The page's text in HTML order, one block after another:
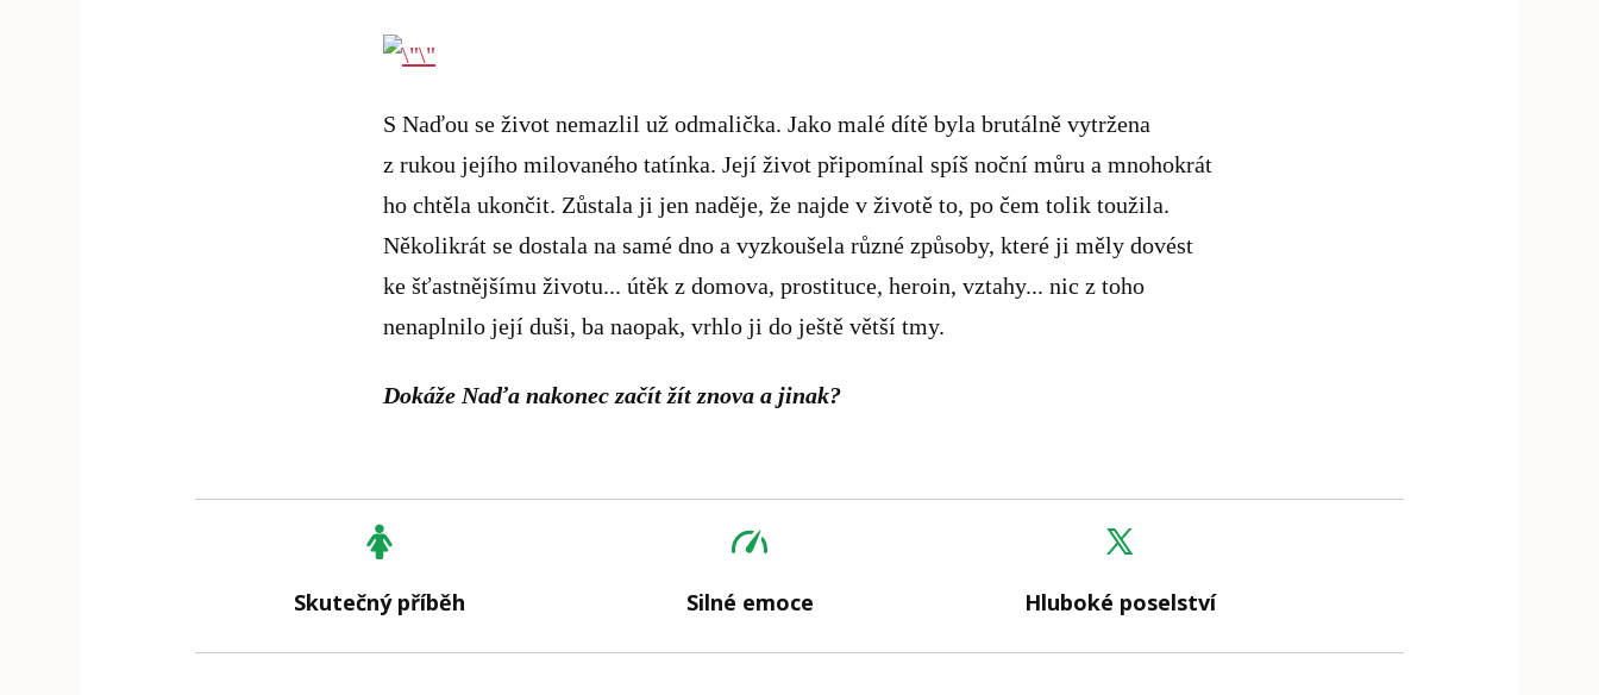
S Naďou se život nemazlil už odmalička. Jako malé dítě byla brutálně vytržena
z rukou jejího milovaného tatínka. Její život připomínal spíš noční můru a mnohokrát
ho chtěla ukončit. Zůstala ji jen naděje, že najde v životě to, po čem tolik toužila.
Několikrát se dostala na samé dno a vyzkoušela různé způsoby, které ji měly dovést
ke šťastnějšímu životu... útěk z domova, prostituce, heroin, vztahy... nic z toho
nenaplnilo její duši, ba naopak, vrhlo ji do ještě větší tmy.
Dokáže Naďa nakonec začít žít znova a jinak?
Skutečný příběh Silné emoce Hluboké poselství